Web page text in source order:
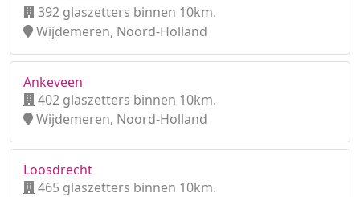
392 glaszetters binnen 10km.
Wijdemeren, Noord-Holland
Ankeveen
402 glaszetters binnen 10km.
Wijdemeren, Noord-Holland
Loosdrecht
465 glaszetters binnen 10km.